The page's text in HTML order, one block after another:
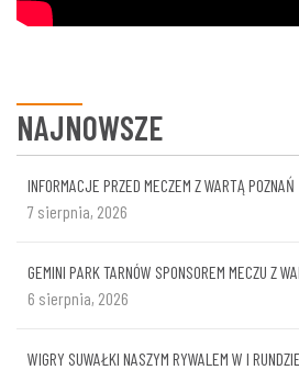
NAJNOWSZE
INFORMACJE PRZED MECZEM Z WARTĄ POZNAŃ
7 sierpnia, 2026
GEMINI PARK TARNÓW SPONSOREM MECZU Z
6 sierpnia, 2026
WIGRY SUWAŁKI NASZYM RYWALEM W I